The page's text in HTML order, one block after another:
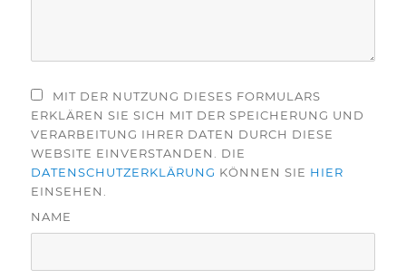
MIT DER NUTZUNG DIESES FORMULARS
ERKLÄREN SIE SICH MIT DER SPEICHERUNG UND
VERARBEITUNG IHRER DATEN DURCH DIESE
WEBSITE EINVERSTANDEN. DIE
DATENSCHUTZERKLÄRUNG KÖNNEN SIE HIER
EINSEHEN.
NAME